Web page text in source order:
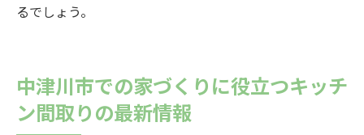
るでしょう。
中津川市での家づくりに役立つキッチ
ン間取りの最新情報